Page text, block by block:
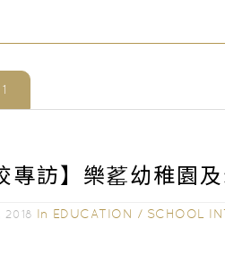
專訪】樂䔄幼稚園
2018 In EDUCATION / SCHOOL